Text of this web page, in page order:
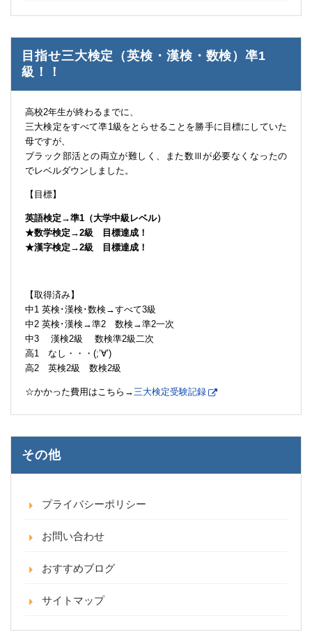
目指せ三大検定（英検・漢検・数検）凖1
級！！
高校2年生が終わるまでに、
三大検定をすべて凖1級をとらせることを勝手に目標にしていた
母ですが、
ブラック部活との両立が難しく、また数Ⅲが必要なくなったの
でレベルダウンしました。
【目標】
英語検定→準1（大学中級レベル）
★数学検定→2級 目標達成！
★漢字検定→2級 目標達成！
【取得済み】
中1 英検･漢検･数検→すべて3級
中2 英検･漢検→準2 数検→準2一次
中3 漢検2級 数検準2級二次
高1 なし・・・(;’∀’)
高2 英検2級 数検2級
☆かかった費用はこちら→三大検定受験記録
その他
プライバシーポリシー
お問い合わせ
おすすめブログ
サイトマップ